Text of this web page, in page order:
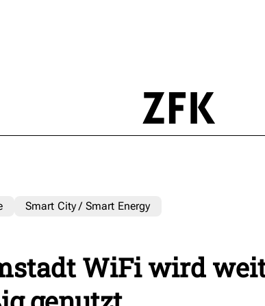
Smart City / Smart Energy
WiFi wird